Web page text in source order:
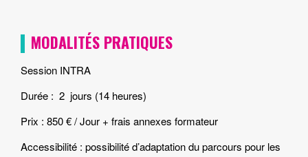
MODALITÉS PRATIQUES
Session INTRA
Durée : 2 jours (14 heures)
Prix : 850 € / Jour + frais annexes formateur
Accessibilité : possibilité d’adaptation du parcours pour les